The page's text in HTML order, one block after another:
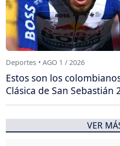
Deportes • AGO 1 / 2026
Estos son los
Clásica de San Sebastián
VER